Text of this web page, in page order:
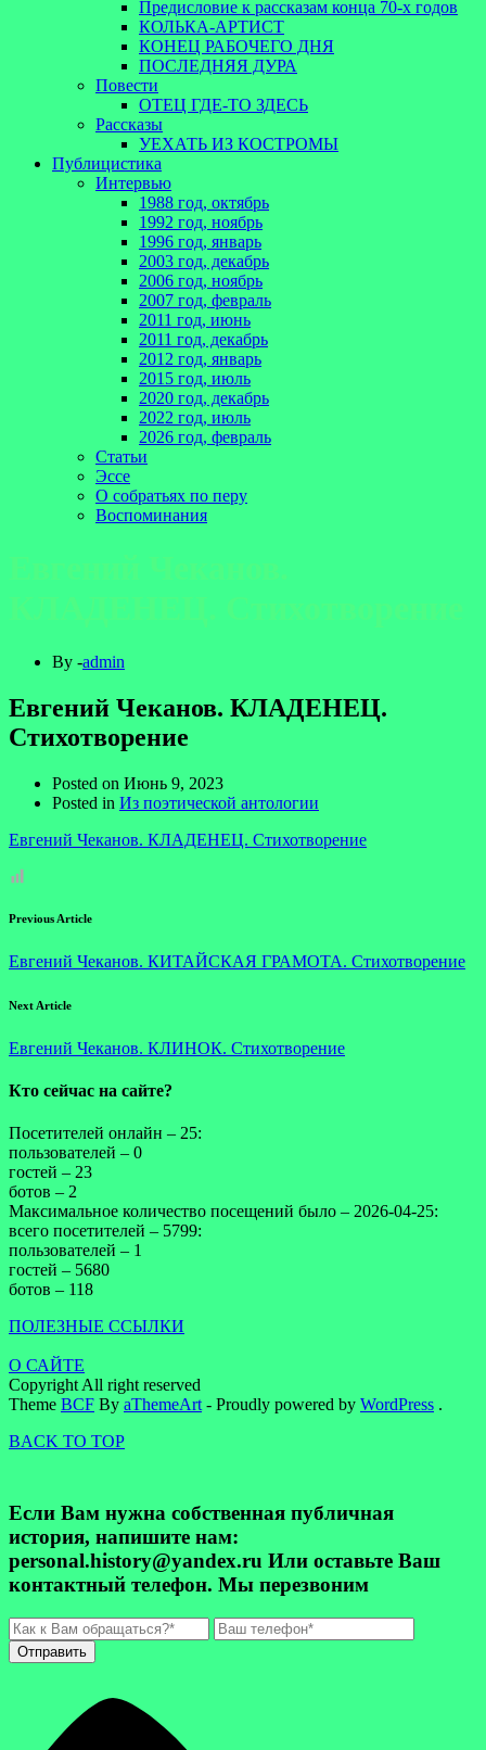
Предисловие к рассказам конца 70-х годов
КОЛЬКА-АРТИСТ
КОНЕЦ РАБОЧЕГО ДНЯ
ПОСЛЕДНЯЯ ДУРА
Повести
ОТЕЦ ГДЕ-ТО ЗДЕСЬ
Рассказы
УЕХАТЬ ИЗ КОСТРОМЫ
Публицистика
Интервью
1988 год, октябрь
1992 год, ноябрь
1996 год, январь
2003 год, декабрь
2006 год, ноябрь
2007 год, февраль
2011 год, июнь
2011 год, декабрь
2012 год, январь
2015 год, июль
2020 год, декабрь
2022 год, июль
2026 год, февраль
Статьи
Эссе
О собратьях по перу
Воспоминания
By -admin
Евгений Чеканов. КЛАДЕНЕЦ.
Стихотворение
Posted on Июнь 9, 2023
Posted in Из поэтической антологии
Евгений Чеканов. КЛАДЕНЕЦ. Стихотворение
Previous Article
Евгений Чеканов. КИТАЙСКАЯ ГРАМОТА. Стихотворение
Next Article
Евгений Чеканов. КЛИНОК. Стихотворение
Кто сейчас на сайте?
Посетителей онлайн – 25:
пользователей – 0
гостей – 23
ботов – 2
Максимальное количество посещений было – 2026-04-25:
всего посетителей – 5799:
пользователей – 1
гостей – 5680
ботов – 118
ПОЛЕЗНЫЕ ССЫЛКИ
О САЙТЕ
Copyright All right reserved
Theme BCF By aThemeArt - Proudly powered by WordPress .
BACK TO TOP
Если Вам нужна собственная публичная
история, напишите нам:
personal.history@yandex.ru Или оставьте Ваш
контактный телефон. Мы перезвоним
Отправить